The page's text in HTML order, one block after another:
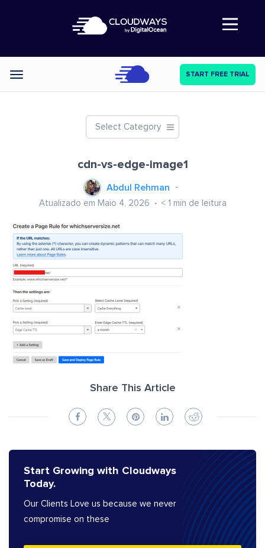
Abre a navegação
Categories START FREE TRIAL
Select Category
cdn-vs-edge-image1
Abdul Rehman
Atualizado em Maio 4, 2026 < 1 min de leitura
Share This Article
Start Growing with Cloudways
Today.
Our Clients Love us because we never
compromise on these